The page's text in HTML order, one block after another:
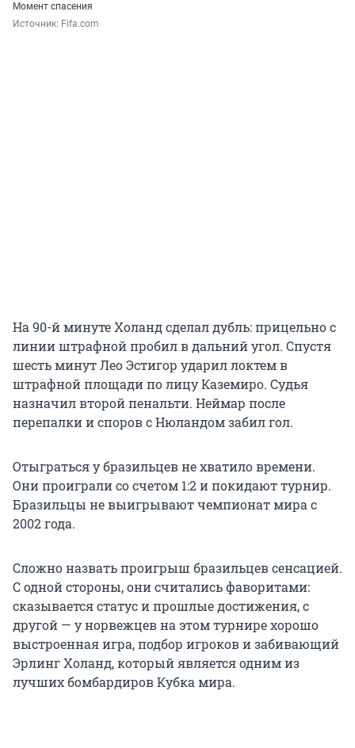
Момент спасения
Источник: Fifa.com
На 90-й минуте Холанд сделал дубль: прицельно с
линии штрафной пробил в дальний угол. Спустя
шесть минут Лео Эстигор ударил локтем в
штрафной площади по лицу Каземиро. Судья
назначил второй пенальти. Неймар после
перепалки и споров с Нюландом забил гол.
Отыграться у бразильцев не хватило времени.
Они проиграли со счетом 1:2 и покидают турнир.
Бразильцы не выигрывают чемпионат мира с
2002 года.
Cложно назвать проигрыш бразильцев сенсацией.
C одной стороны, они считались фаворитами:
сказывается статус и прошлые достижения, с
другой — у норвежцев на этом турнире хорошо
выстроенная игра, подбор игроков и забивающий
Эрлинг Холанд, который является одним из
лучших бомбардиров Кубка мира.